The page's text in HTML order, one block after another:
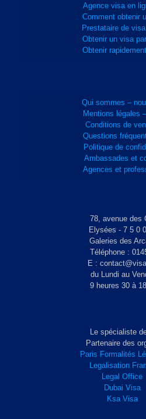
Agence visa en
Comment obtenir
Prestataire de
Obtenir un visa
Obtenir
Qui sommes –
Mentions légales
Conditions de
Questions
Politique de
Ambassades et
Agences et
78, avenue des
Elysées - 7 5 0
Galeries des
Téléphone :
E :
du Lundi au
9 heures 30 à
Le spécialiste
Partenaire des
Paris Formalités
Legalisation
Legal Office
Dubai Visa
Ksa Visa